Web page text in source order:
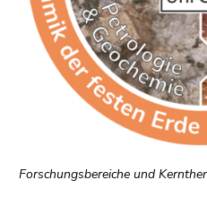
Forschungsbereiche und